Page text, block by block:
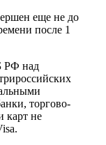
еще не до
после 1
РФ над
торгово-
карт не